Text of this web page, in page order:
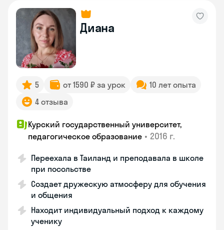
Диана
5 от 1590 ₽ за урок
10 лет опыта
4 отзыва
Курский государственный университет,
педагогическое образование • 2016 г.
Переехала в Таиланд и преподавала в школе
при посольстве
Создает дружескую атмосферу для обучения
и общения
Находит индивидуальный подход к каждому
ученику